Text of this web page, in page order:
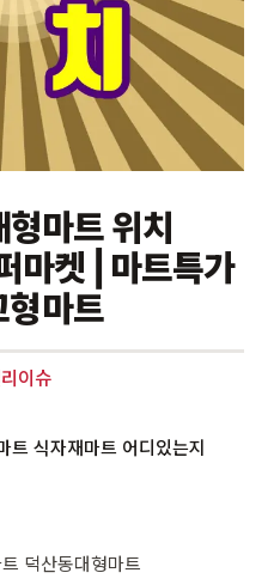
마트 위치
마켓 | 마트특가
형마트
이슈
트 식자재마트 어디있는지
덕산동대형마트